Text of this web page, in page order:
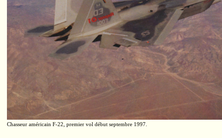
Chasseur américain F-22, premier vol début septembre 1997.